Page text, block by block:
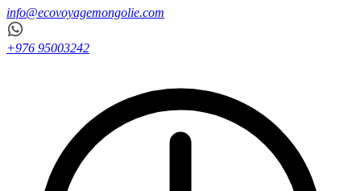
info@ecovoyagemongolie.com
+976 95003242